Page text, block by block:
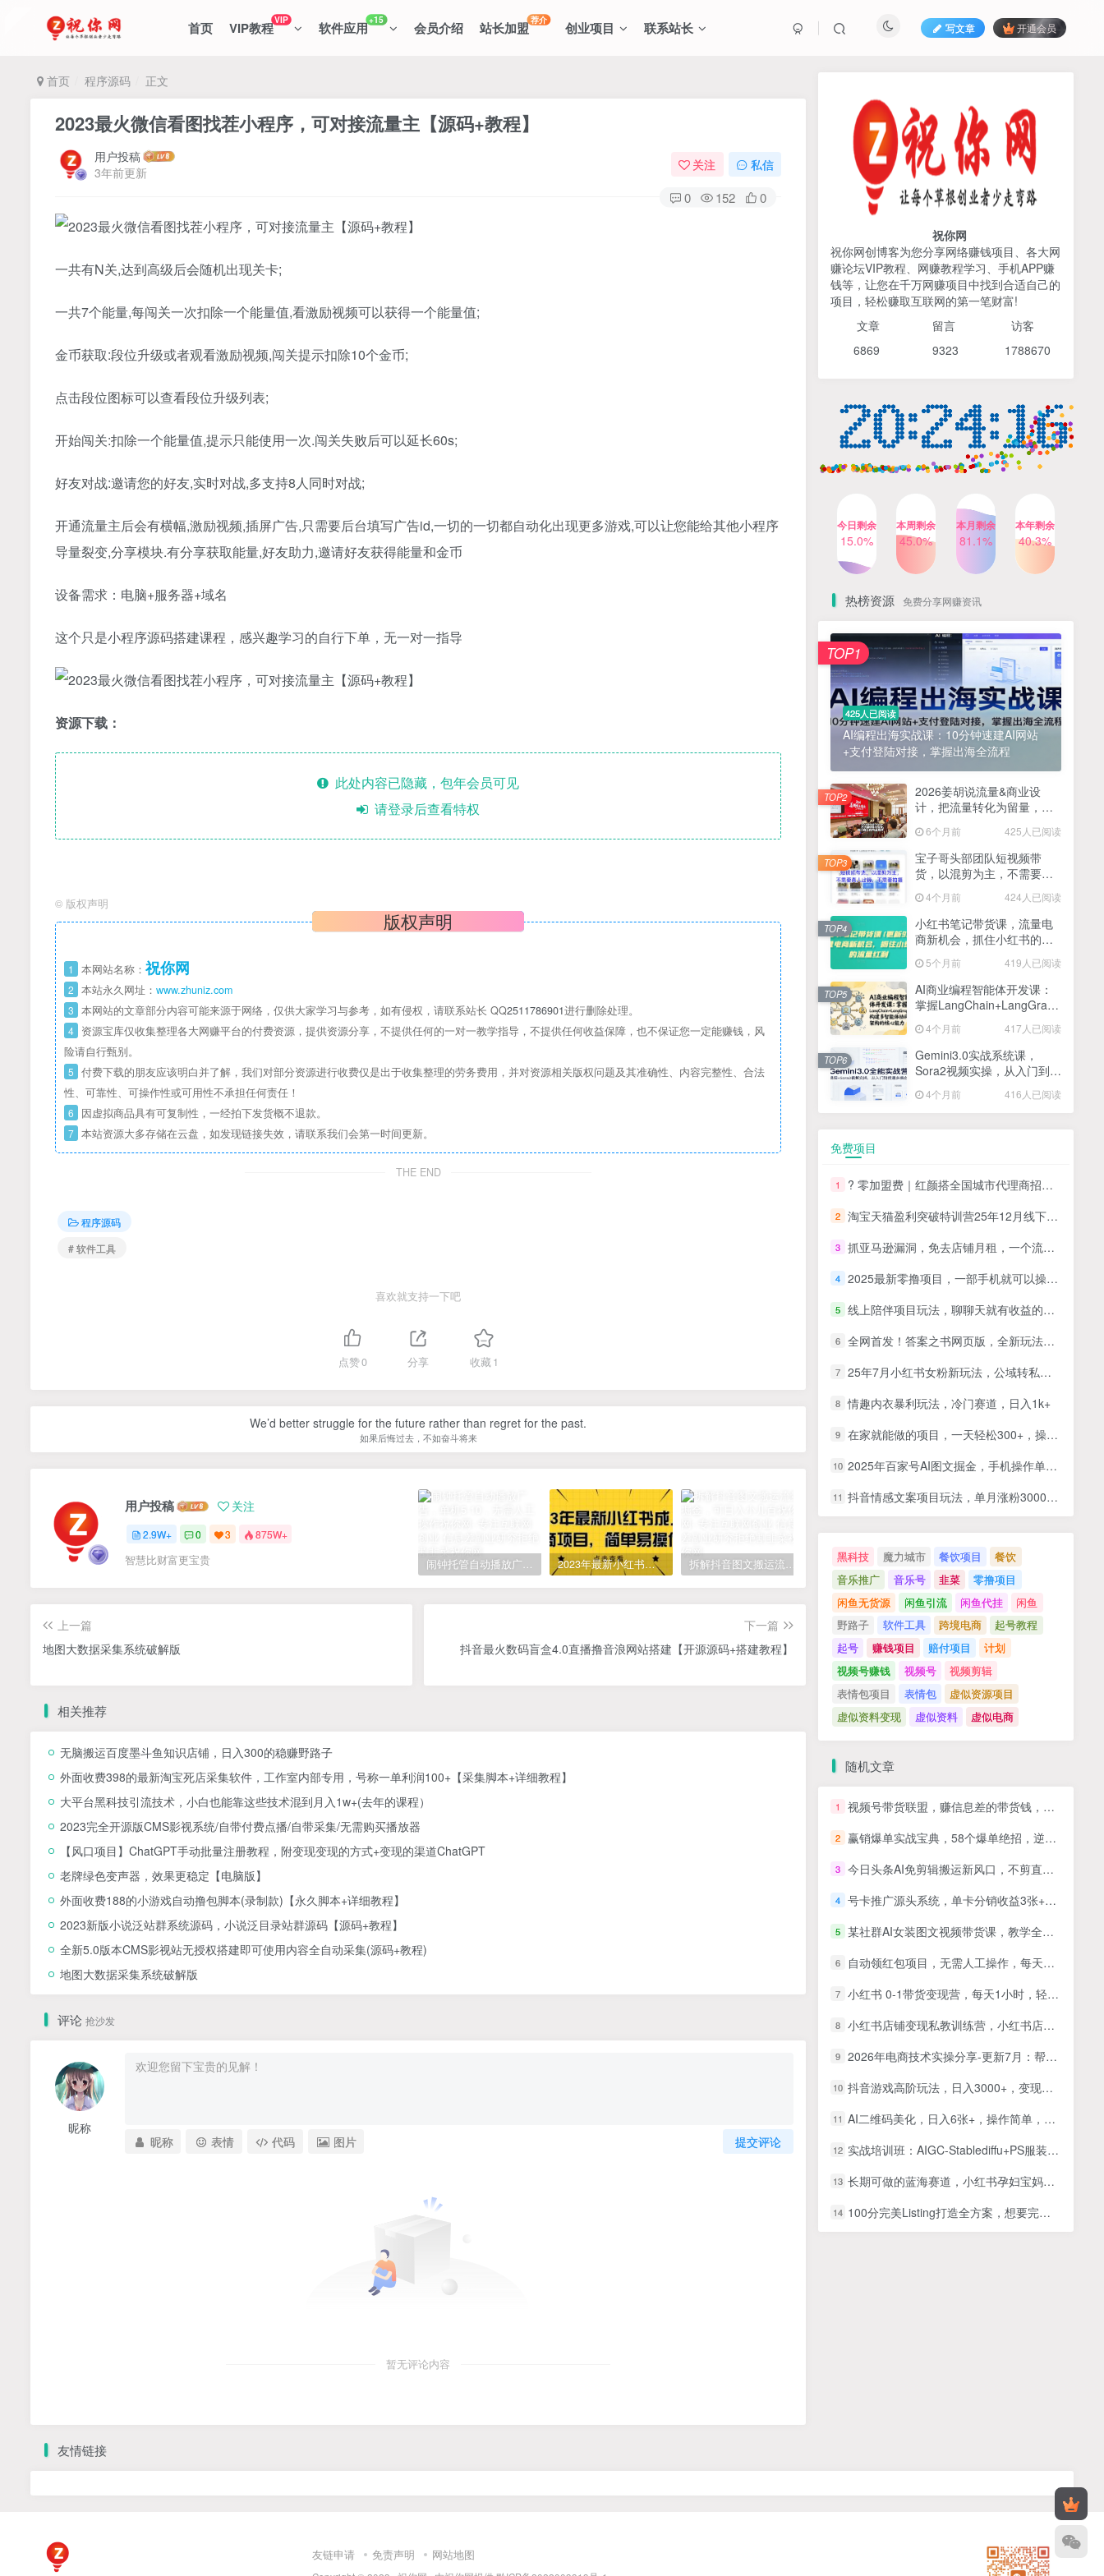
首页 VIP教程VIP 软件应用+15 会员介绍 站长加盟荐介 创业项目 联系站长 写文章 开通会员
首页 程序源码 正文
2023最火微信看图找茬小程序，可对接流量主【源码+教程】
用户投稿
3年前更新
关注 私信
0 152 0
一共有N关,达到高级后会随机出现关卡;
一共7个能量,每闯关一次扣除一个能量值,看激励视频可以获得一个能量值;
金币获取:段位升级或者观看激励视频,闯关提示扣除10个金币;
点击段位图标可以查看段位升级列表;
开始闯关:扣除一个能量值,提示只能使用一次.闯关失败后可以延长60s;
好友对战:邀请您的好友,实时对战,多支持8人同时对战;
开通流量主后会有横幅,激励视频,插屏广告,只需要后台填写广告id,一切的一切都自动化出现更多游戏,可以让您能给其他小程序
导量裂变,分享模块.有分享获取能量,好友助力,邀请好友获得能量和金币
设备需求：电脑+服务器+域名
这个只是小程序源码搭建课程，感兴趣学习的自行下单，无一对一指导
资源下载：
此处内容已隐藏，包年会员可见
请登录后查看特权
© 版权声明
版权声明
1 本网站名称： 祝你网
2 本站永久网址： www.zhuniz.com
3 本网站的文章部分内容可能来源于网络，仅供大家学习与参考，如有侵权，请联系站长 QQ2511786901进行删除处理。
4 资源宝库仅收集整理各大网赚平台的付费资源，提供资源分享，不提供任何的一对一教学指导，不提供任何收益保障，也不保证您一定能赚钱，风
险请自行甄别。
5 付费下载的朋友应该明白并了解，我们对部分资源进行收费仅是出于收集整理的劳务费用，并对资源相关版权问题及其准确性、内容完整性、合法
性、可靠性、可操作性或可用性不承担任何责任！
6 因虚拟商品具有可复制性，一经拍下发货概不退款。
7 本站资源大多存储在云盘，如发现链接失效，请联系我们会第一时间更新。
THE END
程序源码
# 软件工具
喜欢就支持一下吧
点赞0 分享 收藏1
We’d better struggle for the future rather than regret for the past.
如果后悔过去，不如奋斗将来
用户投稿 关注
2.9W+ 0 3 875W+
智慧比财富更宝贵 闹钟托管自动播放广告，单机5-10，无需人工操作 2023年最新小红书成人电商项目，简单易操作【详细教程】 拆解抖音图文搬运流量掘金，可日入小几百 快手星火计划项目玩法，零门槛，单视频收益5000+，保姆级教程
上一篇
地图大数据采集系统破解版
下一篇
抖音最火数码盲盒4.0直播撸音浪网站搭建【开源源码+搭建教程】
相关推荐
无脑搬运百度墨斗鱼知识店铺，日入300的稳赚野路子
外面收费398的最新淘宝死店采集软件，工作室内部专用，号称一单利润100+【采集脚本+详细教程】
大平台黑科技引流技术，小白也能靠这些技术混到月入1w+(去年的课程）
2023完全开源版CMS影视系统/自带付费点播/自带采集/无需购买播放器
【风口项目】ChatGPT手动批量注册教程，附变现变现的方式+变现的渠道ChatGPT
老牌绿色变声器，效果更稳定【电脑版】
外面收费188的小游戏自动撸包脚本(录制款)【永久脚本+详细教程】
2023新版小说泛站群系统源码，小说泛目录站群源码【源码+教程】
全新5.0版本CMS影视站无授权搭建即可使用内容全自动采集(源码+教程)
地图大数据采集系统破解版
评论 抢沙发
昵称
提交评论
昵称 表情 代码 图片
暂无评论内容
425人已阅读
AI编程出海实战课：10分钟速建AI网站
+支付登陆对接，掌握出海全流程
TOP1
2026姜胡说流量&商业设
计，把流量转化为留量，设
计自己的商业模式
6个月前 425人已阅读
TOP2
货，以混剪为主，不需要真
小红书笔记带货课，流量电
商新机会，抓住小红书的流
量红利(更新26年2月)
5个月前 419人已阅读
TOP4
AI商业编程智能体开发课：
4个月前
TOP5
Gemini3.0实战系统课，
Sora2视频实操，从入门到精
通多模态创作
4个月前 416人已阅读
TOP6
1 ? 零加盟费｜红颜搭全国城市代理商招募正式启动！
2 淘宝天猫盈利突破特训营25年12月线下课，系统性的深度剖析电商企业经营之道，打造电商标准化运营体系
3 抓亚马逊漏洞，免去店铺月租，一个流量大竞争小，让你有机会成大卖的赛道
2025最新零撸项目，一部手机就可以操作，20秒一单，零投入纯薅羊毛，无门槛，一天200+【揭秘】
5 线上陪伴项目玩法，聊聊天就有收益的项目，一个月收益5000+
6 全网首发！答案之书网页版，全新玩法，搭配文档和网页，日入1k+零门槛小白首选副业
7 25年7月小红书女粉新玩法，公域转私域变现，日轻松变现2张+，5分钟简单复制好上手
8 情趣内衣暴利玩法，冷门赛道，日入1k+
9 在家就能做的项目，一天轻松300+，操作简单上手快
10 2025年百家号AI图文掘金，手机操作单号月入4-5位数，低门槛【附指令+工具】
抖音情感文案项目玩法，单月涨粉3000+，新手小白也能做
祝你网
祝你网创博客为您分享网络赚钱项目、各大网
赚论坛VIP教程、网赚教程学习、手机APP赚
钱等，让您在千万网赚项目中找到合适自己的
项目，轻松赚取互联网的第一笔财富!
文章 留言 访客
6869 9323 1788670
今日剩余
15.0%
本周剩余
45.0%
本月剩余
81.1%
本年剩余
40.3%
热榜资源 免费分享网赚资讯
425人已阅读
AI编程出海实战课：10分钟速建AI网站
+支付登陆对接，掌握出海全流程
TOP1
2026姜胡说流量&商业设
计，把流量转化为留量，设
6个月前 425人已阅读
TOP2
宝子哥头部团队短视频带
货，以混剪为主，不需要真
26年3月】
4个月前 424人已阅读
TOP3
小红书笔记带货课，流量电
商新机会，抓住小红书的流
5个月前 419人已阅读
TOP4
AI商业编程智能体开发课：
掌握LangChain+LangGraph
心能力
4个月前 417人已阅读
TOP5
Gemini3.0实战系统课，
Sora2视频实操，从入门到精
4个月前 416人已阅读
TOP6
免费项目
1 ? 零加盟费｜红颜搭全国城市代理商招募正式启动！
2 淘宝天猫盈利突破特训营25年12月线下课，系统性的深度剖析电商企业经营之道，打造电商标准化运营体系
3 抓亚马逊漏洞，免去店铺月租，一个流量大竞争小，让你有机会成大卖的赛道
4 2025最新零撸项目，一部手机就可以操作，20秒一单，零投入纯薅羊毛，无门槛，一天200+【揭秘】
5 线上陪伴项目玩法，聊聊天就有收益的项目，一个月收益5000+
6 全网首发！答案之书网页版，全新玩法，搭配文档和网页，日入1k+零门槛小白首选副业
7 25年7月小红书女粉新玩法，公域转私域变现，日轻松变现2张+，5分钟简单复制好上手
8 情趣内衣暴利玩法，冷门赛道，日入1k+
9 在家就能做的项目，一天轻松300+，操作简单上手快
10 2025年百家号AI图文掘金，手机操作单号月入4-5位数，低门槛【附指令+工具】
11 抖音情感文案项目玩法，单月涨粉3000+，新手小白也能做
黑科技 魔力城市 餐饮项目
餐饮
音乐推广
音乐号 韭菜
零撸项目
闲鱼无货源
闲鱼引流 闲鱼代挂
闲鱼
野路子
软件工具 跨境电商
起号教程
起号
赚钱项目 赔付项目
计划
视频号赚钱
视频号
视频剪辑
表情包项目
表情包
虚似资源项目
虚似资料变现
虚似资料 虚似电商
随机文章
1 视频号带货联盟，赚信息差的带货钱，只需手机随时随地都可以做！
2 赢销爆单实战宝典，58个爆单绝招，逆风翻盘
3 今日头条AI免剪辑搬运新风口，不剪直接发，暴力掘金日入四位数
4 号卡推广源头系统，单卡分销收益3张+，引流到变现全流程拆解
5 某社群AI女装图文视频带货课，教学全面，0基础到稳定出单，含抖音快速起号涨粉+拉流教学
6 自动领红包项目，无需人工操作，每天只需1分钟，红包领到手软
7 小红书 0-1带货变现营，每天1小时，轻松月入5位数（32节课）
8 小红书店铺变现私教训练营，小红书店铺0-1实战教学，手把手教会你如何运营一个店铺
9 2026年电商技术实操分享-更新7月：帮助商家掌握偏门黑科技，少走弯路，避免被割韭菜
10 抖音游戏高阶玩法，日入3000+，变现立竿见影，红利蓝海项目
11 AI二维码美化，日入6张+，操作简单，需求大，直接干
12 实战培训班：AIGC-Stablediffu+PS服装设计-服装设计师的人工智能课（16节）
13 长期可做的蓝海赛道，小红书孕妇宝妈暴力拉新玩法，每日两小时可批量操作，单日收益500+
14 100分完美Listing打造全方案，想要完美listing必须是需要一步一个脚印的
友情链接
友链申请 免责声明 网站地图